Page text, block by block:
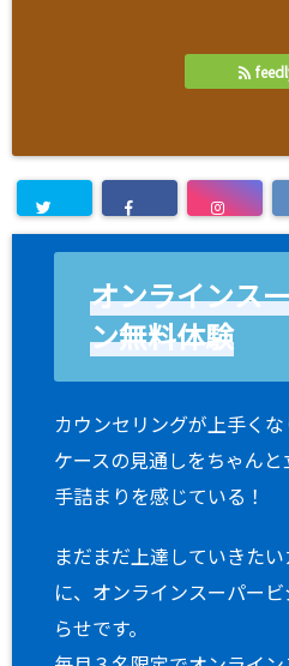
オンラインス
ン無料体験
カウンセリングが上手くな
ケースの見通しをちゃんと
手詰まりを感じている！
まだまだ上達していきた
に、オンラインスーパー
らせです。